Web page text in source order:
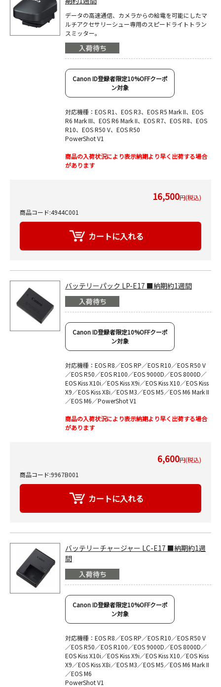
データの高速通信、カメラからの給電を可能にしたマ
ルチアクセサリーシュー専用のスピードライトトラン
スミッター。
Canon ID登録者限定10%OFFクーポ
ン対象
対応機種：EOS R1、EOS R3、EOS R5 Mark II、EOS
R6 Mark III、EOS R6 Mark II、EOS R7、EOS R8、EOS
R10、EOS R50 V、EOS R50
PowerShot V1
商品の入荷状況により表示納期より早く出荷する場合
があります
16,500円(税込)
商品コード:4944C001
バッテリーパック LP-E17 ■納期約1週間
Canon ID登録者限定10%OFFクーポ
ン対象
対応機種：EOS R8／EOS RP／EOS R10／EOS R50 V
／EOS R50／EOS R100／EOS 9000D／EOS 8000D／
EOS Kiss X10i／EOS Kiss X9i／EOS Kiss X10／EOS Kiss
X9／EOS Kiss X8i／EOS M3／EOS M5／EOS M6 Mark II
／EOS M6／PowerShot V1
商品の入荷状況により表示納期より早く出荷する場合
があります
6,600円(税込)
商品コード:9967B001
バッテリーチャージャー LC-E17 ■納期約1週
間
Canon ID登録者限定10%OFFクーポ
ン対象
対応機種：EOS R8／EOS RP／EOS R10／EOS R50 V
／EOS R50／EOS R100／EOS 9000D／EOS 8000D／
EOS Kiss X10i／EOS Kiss X9i／EOS Kiss X10／EOS Kiss
X9／EOS Kiss X8i／EOS M3／EOS M5／EOS M6 Mark II
／EOS M6
PowerShot V1